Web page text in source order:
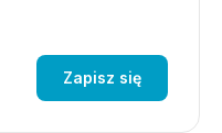
Zapisz się